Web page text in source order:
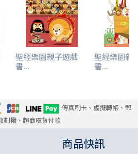
聖經樂園親子遊戲
書...
聖經樂園親
書...
傳真刷卡、虛擬轉帳、郵
劃撥、超商取貨付款
商品快訊